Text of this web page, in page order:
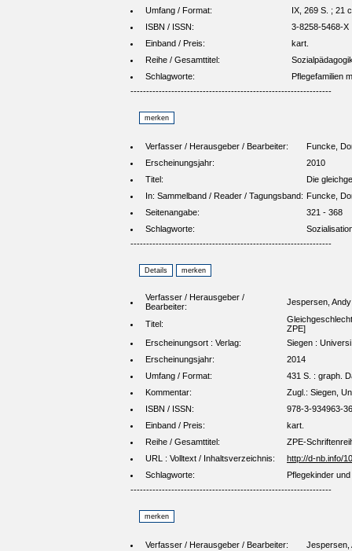
Umfang / Format:
IX, 269 S. ; 21
ISBN / ISSN:
3-8258-5468-X
Einband / Preis:
kart.
Reihe / Gesamttitel:
Schlagworte:
Pflegefamilien
----------------------------------------------------------------
Verfasser / Herausgeber / Bearbeiter:
Funcke,
Erscheinungsjahr:
2010
Titel:
Die
In: Sammelband / Reader / Tagungsband: Funcke,
Seitenangabe:
321 - 368
Schlagworte:
----------------------------------------------------------------
Verfasser / Herausgeber /
Bearbeiter:
Jespersen, Andy
Titel:
ZPE]
Erscheinungsort : Verlag:
Siegen :
Erscheinungsjahr:
2014
Umfang / Format:
431 S. : graph.
Kommentar:
Zugl.: Siegen,
ISBN / ISSN:
978-3-934963-
Einband / Preis:
kart.
Reihe / Gesamttitel:
ZPE-
URL : Volltext / Inhaltsverzeichnis:
http://d-nb.info/
Schlagworte:
Pflegekinder
----------------------------------------------------------------
Verfasser / Herausgeber / Bearbeiter:
Jespersen,